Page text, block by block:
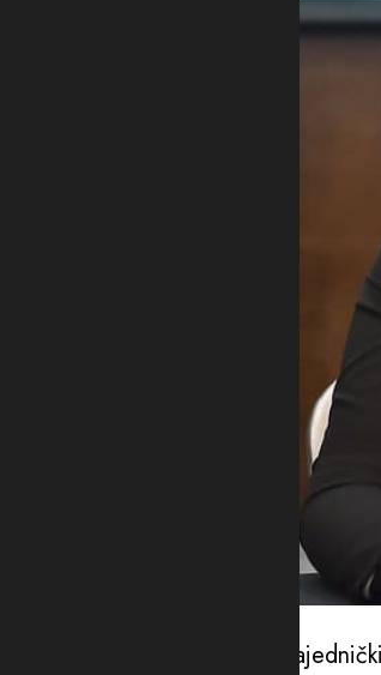
“Ova odluka treba da bude